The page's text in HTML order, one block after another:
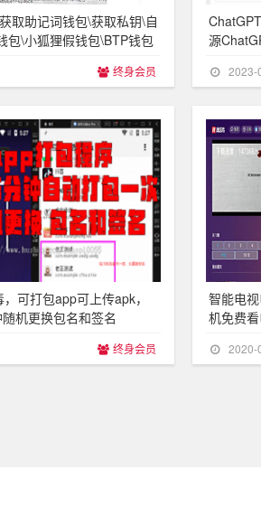
取助记词钱包\获取私钥\自
包\小狐狸假钱包\BTP钱包
终身会员
源
2023-
可打包app可上传apk，
机更换包名和签名
终身会员
智能电
机免费
2020-